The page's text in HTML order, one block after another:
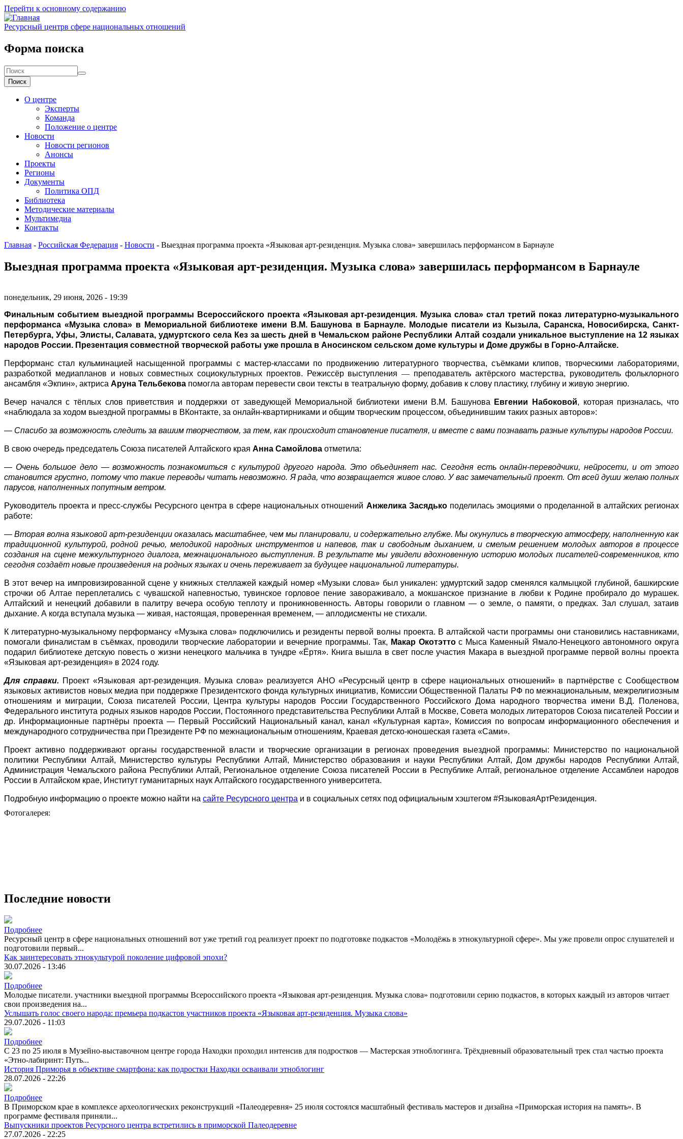
Перейти к основному содержанию
Ресурсный центрв сфере национальных отношений
Форма поиска
Поиск
О центре
Эксперты
Команда
Положение о центре
Новости
Новости регионов
Анонсы
Проекты
Регионы
Документы
Политика ОПД
Библиотека
Методические материалы
Мультимедиа
Контакты
Главная - Российская Федерация - Новости - Выездная программа проекта «Языковая арт-резиденция. Музыка слова» завершилась перформансом в Барнауле
Выездная программа проекта «Языковая арт-резиденция. Музыка слова» завершилась перформансом в Барнауле
понедельник, 29 июня, 2026 - 19:39
Финальным событием выездной программы Всероссийского проекта «Языковая арт-резиденция. Музыка слова» стал третий показ литературно-музыкального
перформанса «Музыка слова» в Мемориальной библиотеке имени В.М. Башунова в Барнауле. Молодые писатели из Кызыла, Саранска, Новосибирска, Санкт-
Петербурга, Уфы, Элисты, Салавата, удмуртского села Кез за шесть дней в Чемальском районе Республики Алтай создали уникальное выступление на 12 языках
народов России. Презентация совместной творческой работы уже прошла в Аносинском сельском доме культуры и Доме дружбы в Горно-Алтайске.
Перформанс стал кульминацией насыщенной программы с мастер-классами по продвижению литературного творчества, съёмками клипов, творческими лабораториями,
разработкой медиапланов и новых совместных социокультурных проектов. Режиссёр выступления― преподаватель актёрского мастерства, руководитель фольклорного
ансамбля «Экпин», актриса Аруна Тельбекова помогла авторам перевести свои тексты в театральную форму, добавив к слову пластику, глубину и живую энергию.
Вечер начался с тёплых слов приветствия и поддержки от заведующей Мемориальной библиотеки имени В.М. Башунова Евгении Набоковой, которая призналась, что
«наблюдала за ходом выездной программы в ВКонтакте, за онлайн-квартирниками и общим творческим процессом, объединившим таких разных авторов»:
— Спасибо за возможность следить за вашим творчеством, за тем, как происходит становление писателя, и вместе с вами познавать разные культуры народов России.
В свою очередь председатель Союза писателей Алтайского края Анна Самойлова отметила:
— Очень большое дело — возможность познакомиться с культурой другого народа. Это объединяет нас. Сегодня есть онлайн-переводчики, нейросети, и от этого
становится грустно, потому что такие переводы читать невозможно. Я рада, что возвращается живое слово. У вас замечательный проект. От всей души желаю полных
парусов, наполненных попутным ветром.
Руководитель проекта и пресс-службы Ресурсного центра в сфере национальных отношений Анжелика Засядькоподелилась эмоциями о проделанной в алтайских регионах
работе:
— Вторая волна языковой арт-резиденции оказалась масштабнее, чем мы планировали, и содержательно глубже. Мы окунулись в творческую атмосферу, наполненную как
традиционной культурой, родной речью, мелодикой народных инструментов и напевов, так и свободным дыханием, и смелым решением молодых авторов в процессе
создания на сцене межкультурного диалога, межнационального выступления. В результате мы увидели вдохновенную историю молодых писателей-современников, кто
сегодня создаëт новые произведения на родных языках и очень переживает за будущее национальной литературы.
В этот вечер на импровизированной сцене у книжных стеллажей каждый номер «Музыки слова» был уникален: удмуртский задор сменялся калмыцкой глубиной, башкирские
строчки об Алтае переплетались с чувашской напевностью, тувинское горловое пение завораживало, а мокшанское признание в любви к Родине пробирало до мурашек.
Алтайский и ненецкий добавили в палитру вечера особую теплоту и проникновенность. Авторы говорили о главном — о земле, о памяти, о предках. Зал слушал, затаив
дыхание. А когда вступала музыка — живая, настоящая, проверенная временем, — аплодисменты не стихали.
К литературно-музыкальному перформансу «Музыка слова» подключились и резиденты первой волны проекта. В алтайской части программы они становились наставниками,
помогали финалистам в съёмках, проводили творческие лаборатории и вечерние программы. Так, Макар Окотэттос Мыса Каменный Ямало-Ненецкого автономного округа
подарил библиотеке детскую повесть о жизни ненецкого мальчика в тундре «Ёртя». Книга вышла в свет после участия Макара в выездной программе первой волны проекта
«Языковая арт-резиденция» в 2024 году.
Для справки. Проект «Языковая арт-резиденция. Музыка слова» реализуется АНО «Ресурсный центр в сфере национальных отношений» в партнёрстве с Сообществом
языковых активистов новых медиа при поддержке Президентского фонда культурных инициатив, Комиссии Общественной Палаты РФ по межнациональным, межрелигиозным
отношениям и миграции, Союза писателей России, Центра культуры народов России Государственного Российского Дома народного творчества имени В.Д. Поленова,
Федерального института родных языков народов России, Постоянного представительства Республики Алтай в Москве, Совета молодых литераторов Союза писателей России и
др. Информационные партнёры проекта — Первый Российский Национальный канал, канал «Культурная карта», Комиссия по вопросам информационного обеспечения и
международного сотрудничества при Президенте РФ по межнациональным отношениям, Краевая детско-юношеская газета «Сами».
Проект активно поддерживают органы государственной власти и творческие организации в регионах проведения выездной программы: Министерство по национальной
политики Республики Алтай, Министерство культуры Республики Алтай, Министерство образования и науки Республики Алтай, Дом дружбы народов Республики Алтай,
Администрация Чемальского района Республики Алтай, Региональное отделение Союза писателей России в Республике Алтай, региональное отделение Ассамблеи народов
России в Алтайском крае, Институт гуманитарных наук Алтайского государственного университета.
Подробную информацию о проекте можно найти на сайте Ресурсного центра и в социальных сетях под официальным хэштегом #ЯзыковаяАртРезиденция.
Фотогалерея:
Последние новости
Подробнее
Ресурсный центр в сфере национальных отношений вот уже третий год реализует проект по подготовке подкастов «Молодёжь в этнокультурной сфере». Мы уже провели опрос слушателей и
подготовили первый...
Как заинтересовать этнокультурой поколение цифровой эпохи?
30.07.2026 - 13:46
Подробнее
Молодые писатели. участники выездной программы Всероссийского проекта «Языковая арт-резиденция. Музыка слова» подготовили серию подкастов, в которых каждый из авторов читает
свои произведения на...
Услышать голос своего народа: премьера подкастов участников проекта «Языковая арт-резиденция. Музыка слова»
29.07.2026 - 11:03
Подробнее
С 23 по 25 июля в Музейно-выставочном центре города Находки проходил интенсив для подростков — Мастерская этноблогинга. Трёхдневный образовательный трек стал частью проекта
«Этно-лабиринт: Путь...
История Приморья в объективе смартфона: как подростки Находки осваивали этноблогинг
28.07.2026 - 22:26
Подробнее
В Приморском крае в комплексе археологических реконструкций «Палеодеревня» 25 июля состоялся масштабный фестиваль мастеров и дизайна «Приморская история на память». В
программе фестиваля приняли...
Выпускники проектов Ресурсного центра встретились в приморской Палеодеревне
27.07.2026 - 22:25